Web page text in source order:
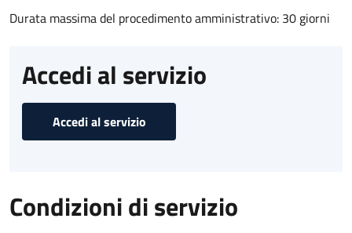
Durata massima del procedimento amministrativo: 30 giorni
Accedi al servizio
Accedi al servizio
Condizioni di servizio